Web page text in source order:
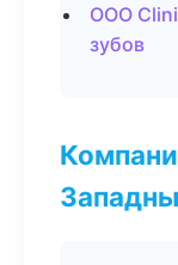
ООО
зубов